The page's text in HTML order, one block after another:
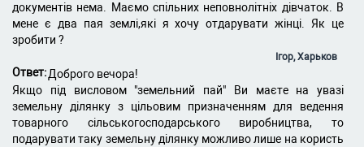
документів нема. Маємо спільних неповнолітніх дівчаток. В
мене є два пая землі,які я хочу отдарувати жінці. Як це
зробити ?
Ігор, Харьков
Ответ:Доброго вечора!
Якщо під висловом "земельний пай" Ви маєте на увазі
земельну ділянку з цільовим призначенням для ведення
товарного сільськогосподарського виробництва, то
подарувати таку земельну ділянку можливолише на користь